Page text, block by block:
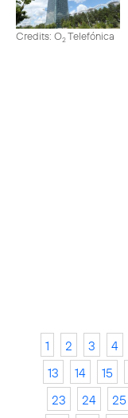
Credits: O2Telefónica
1 2 3 4
13
14 15
23
24 25